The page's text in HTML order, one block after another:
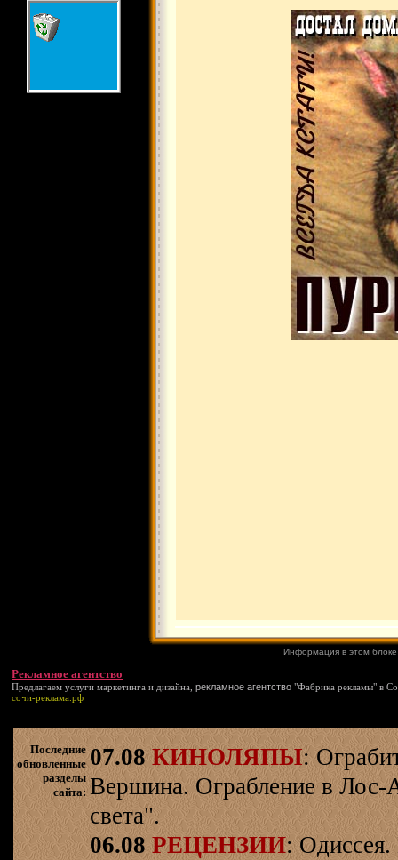
Информация в этом
Рекламное агентство
Предлагаем услуги маркетинга и дизайна, рекламное агентство "Фабрика рекламы" в
сочи-реклама.рф
Последние
обновленные
разделы
сайта:
07.08 КИНОЛЯПЫ:
Вершина. Ограбление в Лос-
света".
06.08 РЕЦЕНЗИИ: